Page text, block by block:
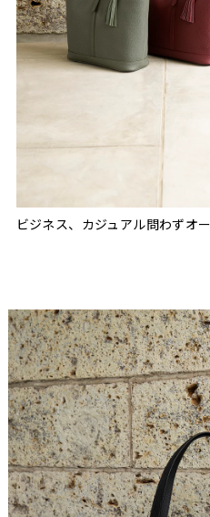
ビジネス、カジュアル問わずオ